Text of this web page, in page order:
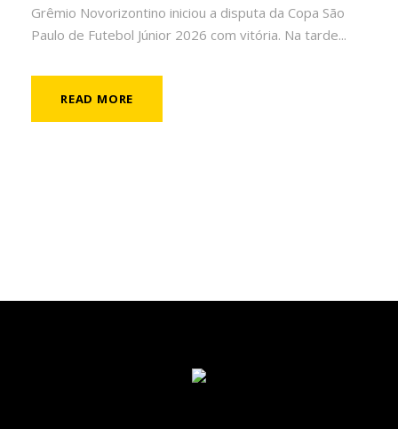
Grêmio Novorizontino iniciou a disputa da Copa São
Paulo de Futebol Júnior 2026 com vitória. Na tarde...
READ MORE